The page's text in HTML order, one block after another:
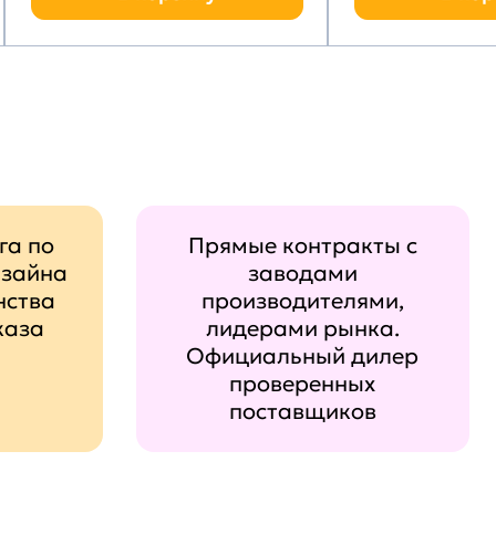
по
Прямые контракты с
заводами
производителями,
лидерами рынка.
Официальный дилер
проверенных
поставщиков